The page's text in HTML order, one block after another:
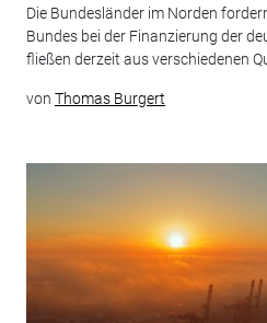
Die Bundesländer im Norden
Bundes bei der Finanzierung der
fließen derzeit aus verschiedenen
von Thomas Burgert